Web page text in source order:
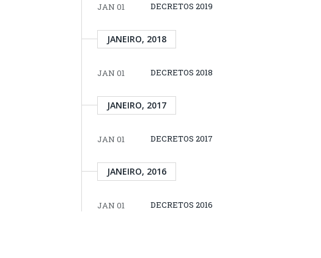
JAN 01 DECRETOS 2019
JANEIRO, 2018
JAN 01 DECRETOS 2018
JANEIRO, 2017
JAN 01 DECRETOS 2017
JANEIRO, 2016
JAN 01 DECRETOS 2016